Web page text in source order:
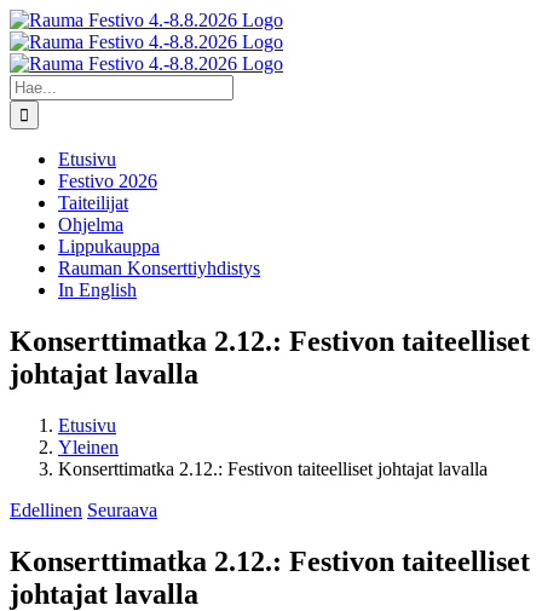
Skip
to
content
Facebook
X
Instagram
YouTube
Etsi
...
Etusivu
Festivo 2026
Taiteilijat
Ohjelma
Lippukauppa
Rauman Konserttiyhdistys
In English
Konserttimatka 2.12.: Festivon taiteelliset
johtajat lavalla
Etusivu
Yleinen
Konserttimatka 2.12.: Festivon taiteelliset johtajat lavalla
Edellinen Seuraava
Konserttimatka 2.12.: Festivon taiteelliset
johtajat lavalla